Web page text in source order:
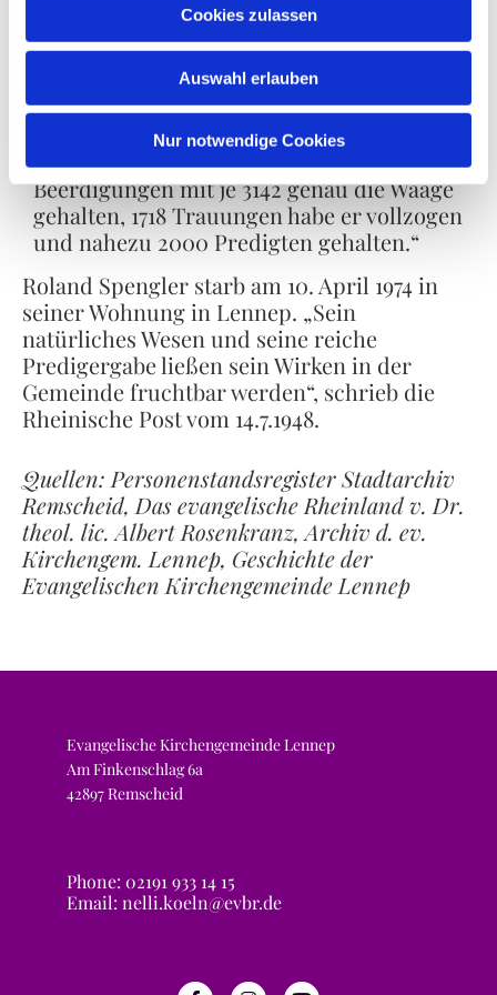
Cookies zulassen
Auswahl erlauben
Nur notwendige Cookies
Helfern und Helferinnen betreut werden
und die mit großer Treue und Verehrung
an ihrem Leiter hängen.“ Und die
Bergische Morgenpost vom 9.11.1964
schrieb anlässlich seines Abschiedes: „In
den 40 Jahren haben sich Taufen und
Beerdigungen mit je 3142 genau die Waage
gehalten, 1718 Trauungen habe er vollzogen
und nahezu 2000 Predigten gehalten.“
Roland Spengler starb am 10. April 1974 in
seiner Wohnung in Lennep. „Sein
natürliches Wesen und seine reiche
Predigergabe ließen sein Wirken in der
Gemeinde fruchtbar werden“, schrieb die
Rheinische Post vom 14.7.1948.
Quellen: Personenstandsregister Stadtarchiv
Remscheid, Das evangelische Rheinland v. Dr.
theol. lic. Albert Rosenkranz, Archiv d. ev.
Kirchengem. Lennep, Geschichte der
Evangelischen Kirchengemeinde Lennep
Evangelische Kirchengemeinde Lennep
Am Finkenschlag 6a
42897 Remscheid
Phone: 02191 933 14 15
Email: nelli.koeln@evbr.de